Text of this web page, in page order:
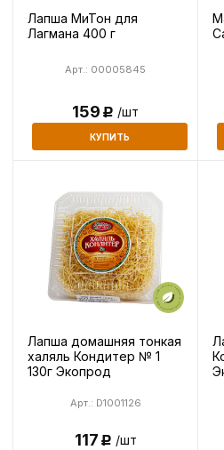
Лапша МиТон для
Лагмана 400 г
Арт.: 00005845
159Р /шт
КУПИТЬ
Лапша домашняя тонкая
халяль Кондитер № 1
130г Экопрод
Арт.: D1001126
117Р /шт